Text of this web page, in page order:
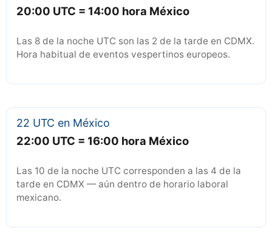
20:00 UTC = 14:00 hora México
Las 8 de la noche UTC son las 2 de la tarde en CDMX.
Hora habitual de eventos vespertinos europeos.
22 UTC en México
22:00 UTC = 16:00 hora México
Las 10 de la noche UTC corresponden a las 4 de la
tarde en CDMX — aún dentro de horario laboral
mexicano.